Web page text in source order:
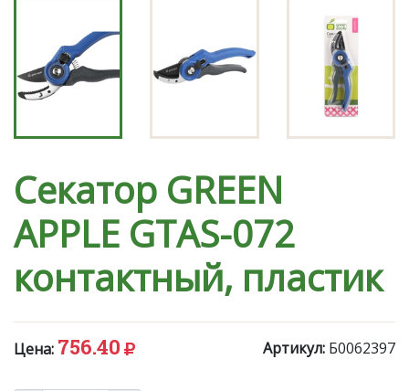
КОНТАКТЫ
Секатор GREEN
APPLE GTAS-072
контактный, пластик
Цена: 756.40 Артикул: Б0062397